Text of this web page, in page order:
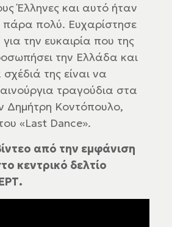
Έλληνες και αυτό ήταν
πάρα πολύ. Ευχαρίστησε
την ευκαιρία που της
την Ελλάδα και
της είναι να
τραγούδια στα
Δημήτρη Κοντόπουλο,
«Last Dance».
από την εμφάνιση
κεντρικό δελτίο